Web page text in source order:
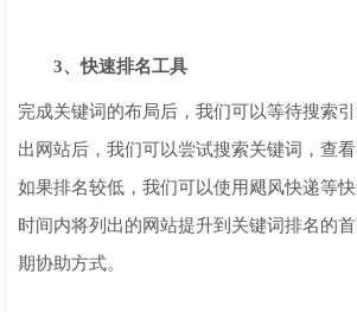
3、快速排名工具
完成关键词的布局后，我们可以等待搜索
出网站后，我们可以尝试搜索关键词，查看
如果排名较低，我们可以使用飓风快递等
时间内将列出的网站提升到关键词排名的
期协助方式。